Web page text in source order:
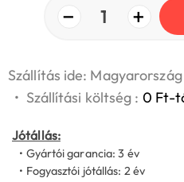
− 1 +
Szállítás ide: Magyarország
• Szállítási költség : 0 Ft-
Jótállás:
• Gyártói garancia: 3 év
• Fogyasztói jótállás: 2 év